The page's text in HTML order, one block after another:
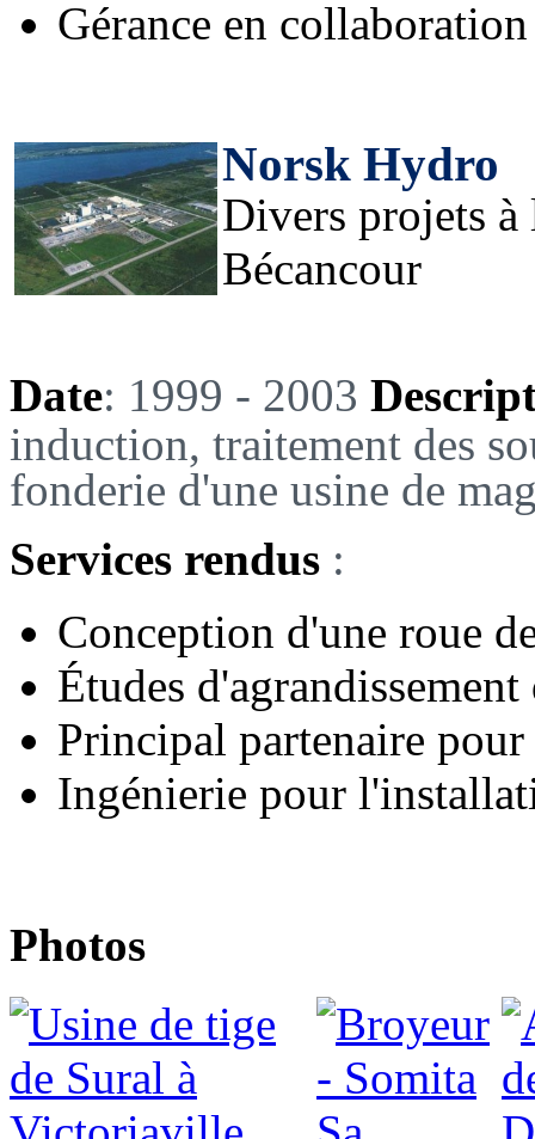
Gérance en
Norsk Hydro
Divers projets à
Bécancour
Date: 1999 - 2003
induction, traitement des
fonderie d'une usine de
Services rendus :
Conception d'une roue
Études
Principal partenaire
Ingénierie pour
Photos